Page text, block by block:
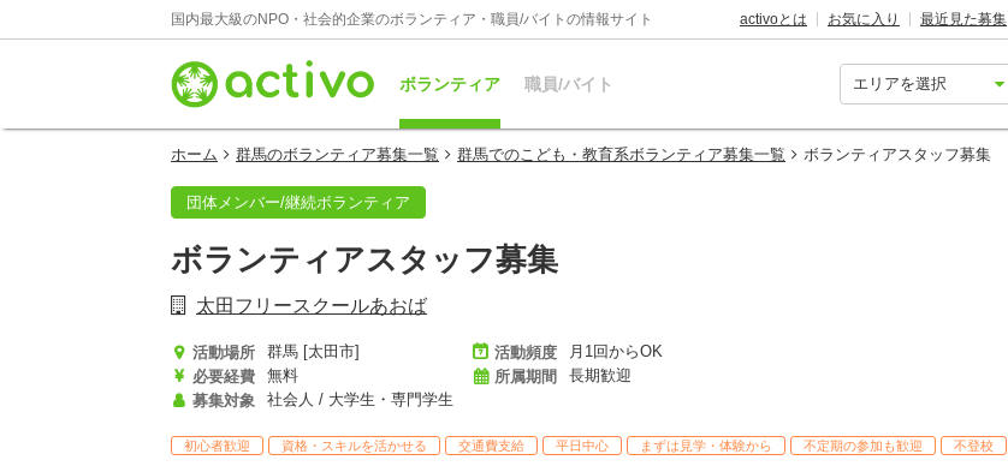
国内最大級のNPO・社会的企業のボランティア・職員/バイトの情報サイト activoとは お気に入り 最近見た募集
ボランティア 職員/バイト
ホーム 群馬のボランティア募集一覧 群馬でのこども・教育系ボランティア募集一覧 ボランティアスタッフ募集
団体メンバー/継続ボランティア
ボランティアスタッフ募集
太田フリースクールあおば
活動場所
群馬 [太田市]
必要経費
無料
募集対象
社会人 / 大学生・専門学生
活動頻度
月1回からOK
所属期間
長期歓迎
初心者歓迎 資格・スキルを活かせる 交通費支給 平日中心 まずは見学・体験から 不定期の参加も歓迎 不登校